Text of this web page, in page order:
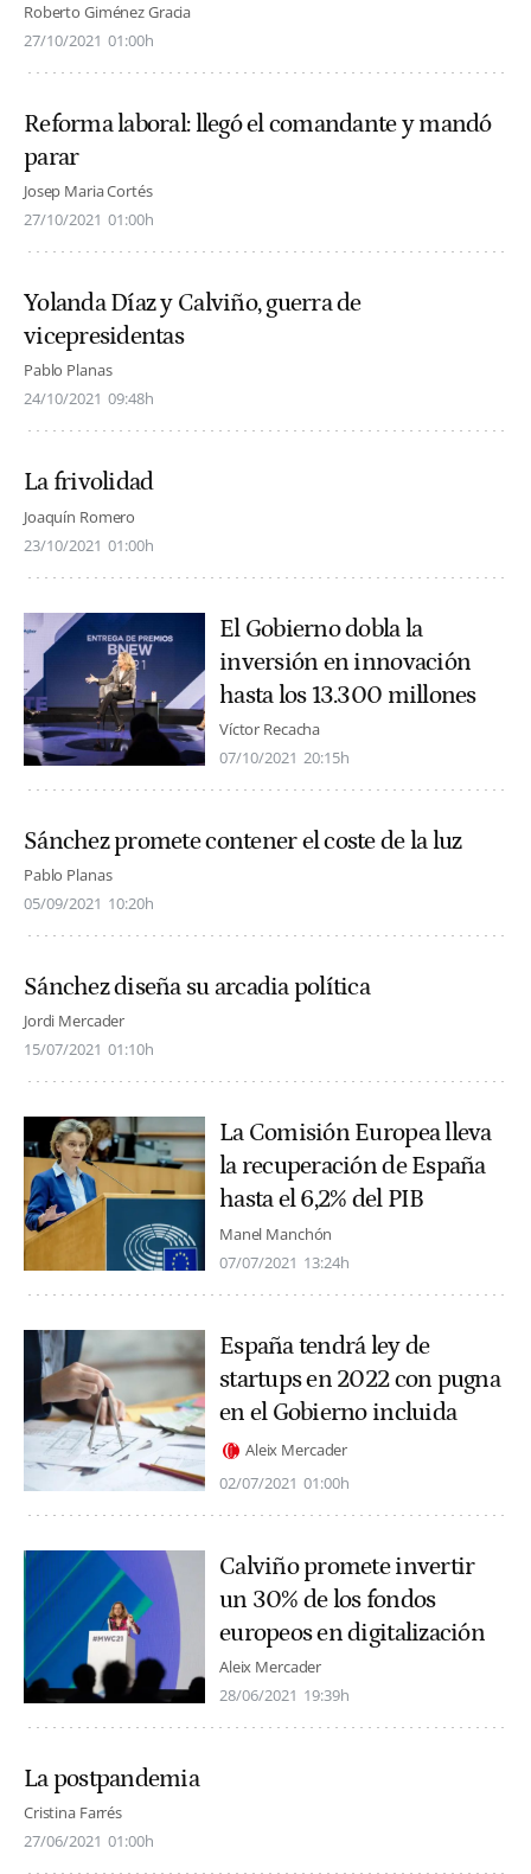
Roberto Giménez Gracia
27/10/2021 01:00h
Reforma laboral: llegó el comandante y mandó
parar
Josep Maria Cortés
27/10/2021 01:00h
Yolanda Díaz y Calviño, guerra de
vicepresidentas
Pablo Planas
24/10/2021 09:48h
La frivolidad
Joaquín Romero
23/10/2021 01:00h
El Gobierno dobla la
inversión en innovación
hasta los 13.300 millones
Víctor Recacha
07/10/2021 20:15h
Sánchez promete contener el coste de la luz
Pablo Planas
05/09/2021 10:20h
Sánchez diseña su arcadia política
Jordi Mercader
15/07/2021 01:10h
La Comisión Europea lleva
la recuperación de España
hasta el 6,2% del PIB
Manel Manchón
07/07/2021 13:24h
España tendrá ley de
startups en 2022 con pugna
en el Gobierno incluida
Aleix Mercader
02/07/2021 01:00h
Calviño promete invertir
un 30% de los fondos
europeos en digitalización
Aleix Mercader
28/06/2021 19:39h
La postpandemia
Cristina Farrés
27/06/2021 01:00h